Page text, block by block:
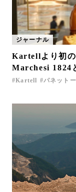
ジャーナル
Kartellより初
Marchesi 1824
Kartell パネット